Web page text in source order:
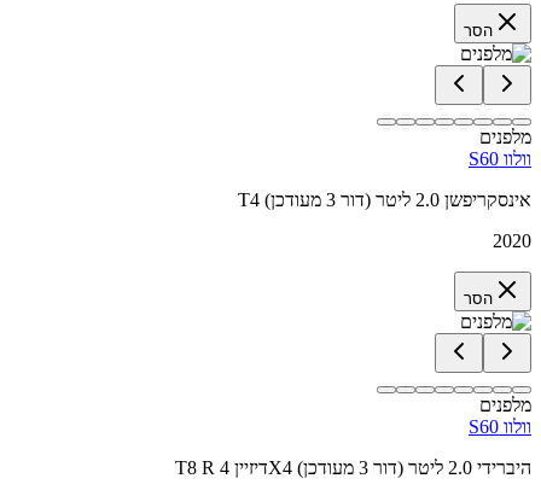
הסר
מלפנים
וולוו S60
T4 אינסקריפשן 2.0 ליטר (דור 3 מעודכן)
2020
הסר
מלפנים
וולוו S60
T8 R דיזיין 4X4 היברידי 2.0 ליטר (דור 3 מעודכן)